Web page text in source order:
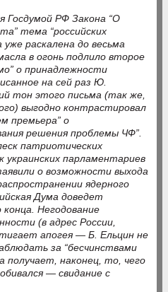
Госдумой РФ Закона “О
тема “российских
раскалена до весьма
в огонь подлило второе
о принадлежности
на сей раз Ю.
тон этого письма (так же,
выгодно контрастировал
премьера” о
решения проблемы ЧФ”.
патриотических
украинских парламентариев
о возможности выхода
ядерного
Дума доведет
конца. Негодование
(в адрес России,
апогея — Б. Ельцин не
за “бесчинствами
получает, наконец, то, чего
— свидание с